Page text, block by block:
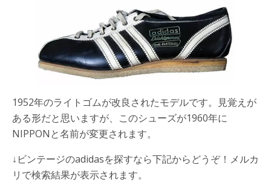
1952年のライトゴムが改良されたモデルです。見覚えが
ある形だと思いますが、このシューズが1960年に
NIPPONと名前が変更されます。
↓ビンテージのadidasを探すなら下記からどうぞ！メルカ
リで検索結果が表示されます。